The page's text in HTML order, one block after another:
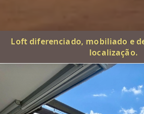
Loft diferenciado, mobiliado e
localização.